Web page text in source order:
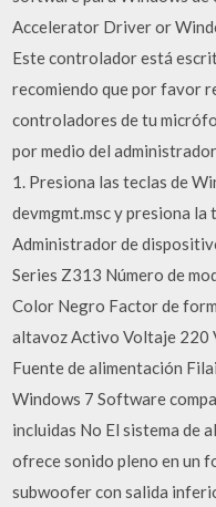
Accelerator Driver or
Este controlador está
recomiendo que por favor
controladores de tu
por medio del
1. Presiona las teclas de
devmgmt.msc y presiona
Administrador de
Series Z313 Número de
Color Negro Factor de
altavoz Activo Voltaje 220
Fuente de alimentación
Windows 7 Software
incluidas No El sistema de
ofrece sonido pleno en un
subwoofer con salida